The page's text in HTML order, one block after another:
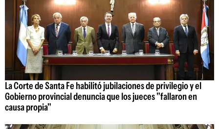
La Corte de Santa Fe habilitó jubilaciones de privilegio y el
Gobierno provincial denuncia que los jueces "fallaron en
causa propia"